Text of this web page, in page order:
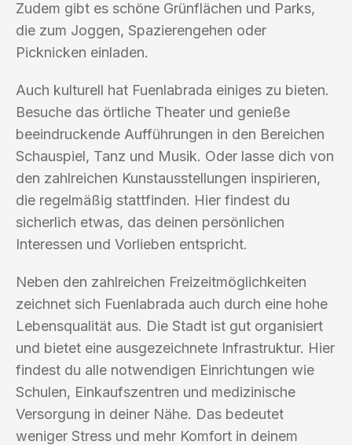
Zudem gibt es schöne Grünflächen und Parks,
die zum Joggen, Spazierengehen oder
Picknicken einladen.
Auch kulturell hat Fuenlabrada einiges zu bieten.
Besuche das örtliche Theater und genieße
beeindruckende Aufführungen in den Bereichen
Schauspiel, Tanz und Musik. Oder lasse dich von
den zahlreichen Kunstausstellungen inspirieren,
die regelmäßig stattfinden. Hier findest du
sicherlich etwas, das deinen persönlichen
Interessen und Vorlieben entspricht.
Neben den zahlreichen Freizeitmöglichkeiten
zeichnet sich Fuenlabrada auch durch eine hohe
Lebensqualität aus. Die Stadt ist gut organisiert
und bietet eine ausgezeichnete Infrastruktur. Hier
findest du alle notwendigen Einrichtungen wie
Schulen, Einkaufszentren und medizinische
Versorgung in deiner Nähe. Das bedeutet
weniger Stress und mehr Komfort in deinem